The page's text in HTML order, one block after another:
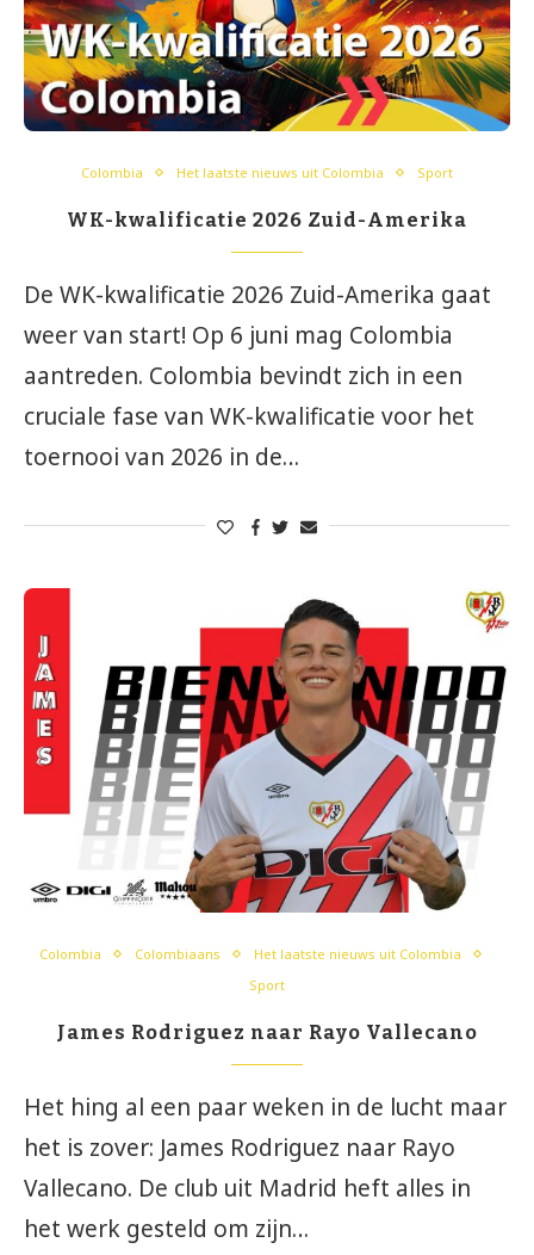
Colombia Het laatste nieuws uit Colombia Sport
WK-kwalificatie 2026 Zuid-Amerika
De WK-kwalificatie 2026 Zuid-Amerika gaat
weer van start! Op 6 juni mag Colombia
aantreden. Colombia bevindt zich in een
cruciale fase van WK-kwalificatie voor het
toernooi van 2026 in de…
Colombia Colombiaans
Het laatste nieuws uit Colombia
Sport
James Rodriguez naar Rayo Vallecano
Het hing al een paar weken in de lucht maar
het is zover: James Rodriguez naar Rayo
Vallecano. De club uit Madrid heft alles in
het werk gesteld om zijn…